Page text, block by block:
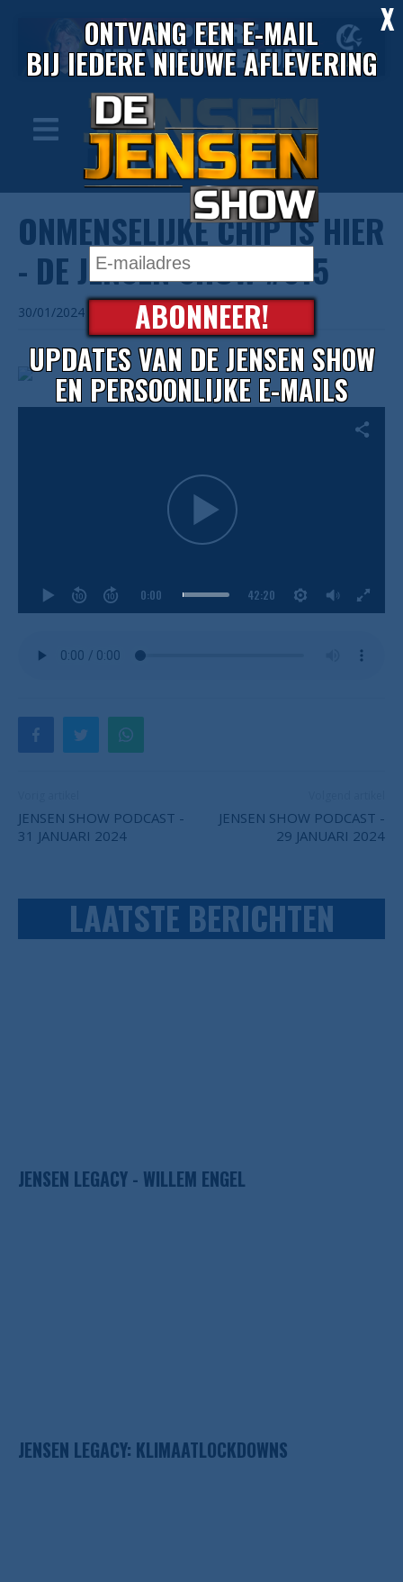
ONMENSELIJKE CHIP IS HIER
- DE JENSEN SHOW #615
30/01/2024
0:00 42:20
JENSEN SHOW PODCAST -
31 JANUARI 2024
JENSEN SHOW PODCAST -
29 JANUARI 2024
LAATSTE BERICHTEN
JENSEN LEGACY - WILLEM ENGEL
JENSEN LEGACY: KLIMAATLOCKDOWNS
X
ONTVANG EEN E-MAIL
BIJ IEDERE NIEUWE AFLEVERING
ABONNEER!
UPDATES VAN DE JENSEN SHOW
EN PERSOONLIJKE E-MAILS